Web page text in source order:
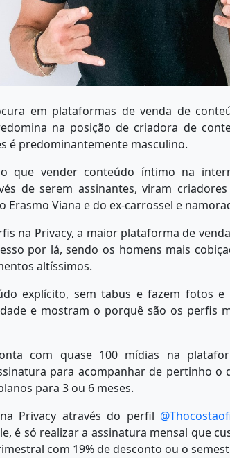
em plataformas de venda de
na posição de criadora de
é predominantemente masculino.
que vender conteúdo íntimo na
de serem assinantes, viram
Erasmo Viana e do ex-carrossel e
na Privacy, a maior plataforma de
por lá, sendo os homens mais
altíssimos.
explícito, sem tabus e fazem fotos e
e mostram o porquê são os perfis
com quase 100 mídias na
para acompanhar de pertinho o
para 3 ou 6 meses.
Privacy através do perfil
é só realizar a assinatura mensal que
com 19% de desconto ou o